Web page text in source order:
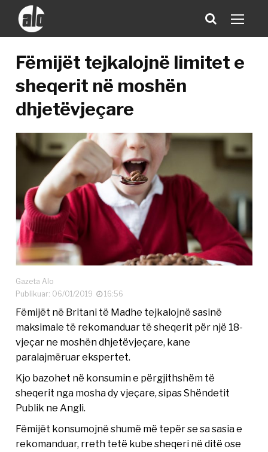
Fëmijët tejkalojnë limitet e
sheqerit në moshën
dhjetëvjeçare
Gazeta Alo
Publikuar: 06/01/2019
16:56
Fëmijët në Britani të Madhe tejkalojnë sasinë
maksimale të rekomanduar të sheqerit për një 18-
vjeçar ne moshën dhjetëvjeçare, kane
paralajmëruar ekspertet.
Kjo bazohet në konsumin e përgjithshëm të
sheqerit nga mosha dy vjeçare, sipas Shëndetit
Publik ne Angli.
Fëmijët konsumojnë shumë më tepër se sa sasia e
rekomanduar, rreth tetë kube sheqeri në ditë ose